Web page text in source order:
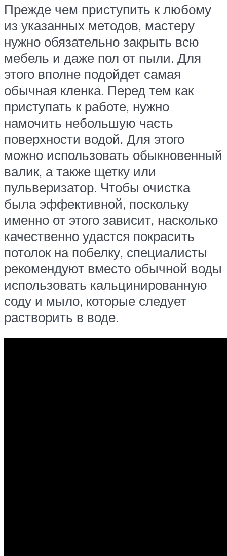
Прежде чем приступить к любому
из указанных методов, мастеру
нужно обязательно закрыть всю
мебель и даже пол от пыли. Для
этого вполне подойдет самая
обычная кленка. Перед тем как
приступать к работе, нужно
намочить небольшую часть
поверхности водой. Для этого
можно использовать обыкновенный
валик, а также щетку или
пульверизатор. Чтобы очистка
была эффективной, поскольку
именно от этого зависит, насколько
качественно удастся покрасить
потолок на побелку, специалисты
рекомендуют вместо обычной воды
использовать кальцинированную
соду и мыло, которые следует
растворить в воде.